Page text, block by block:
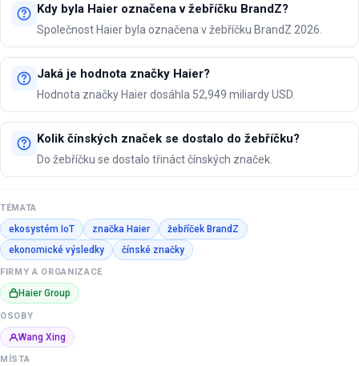
Kdy byla Haier označena v žebříčku BrandZ?
Společnost Haier byla označena v žebříčku BrandZ 2026.
Jaká je hodnota značky Haier?
Hodnota značky Haier dosáhla 52,949 miliardy USD.
Kolik čínských značek se dostalo do žebříčku?
Do žebříčku se dostalo třináct čínských značek.
TÉMATA
ekosystém IoT značka Haier
žebříček BrandZ
ekonomické výsledky
čínské značky
FIRMY A ORGANIZACE
Haier Group
OSOBY
Wang Xing
MÍSTA